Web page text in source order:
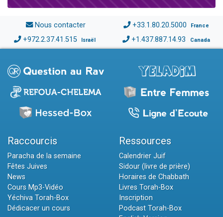
Nous contacter +33.1.80.20.5000 France
+972.2.37.41.515 Israël +1.437.887.14.93 Canada
Raccourcis
Paracha de la semaine
Fêtes Juives
News
Cours Mp3-Vidéo
Yéchiva Torah-Box
Dédicacer un cours
Ressources
Calendrier Juif
Sidour (livre de prière)
Horaires de Chabbath
Livres Torah-Box
Inscription
Podcast Torah-Box